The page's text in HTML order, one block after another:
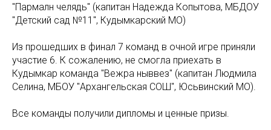
"Пармалӧн челядь" (капитан Надежда Копытова, МБДОУ
"Детский сад №11", Кудымкарский МО)
Из прошедших в финал 7 команд в очной игре приняли
участие 6. К сожалению, не смогла приехать в
Кудымкар команда "Вежӧра ныввез" (капитан Людмила
Селина, МБОУ "Архангельская СОШ", Юсьвинский МО).
Все команды получили дипломы и ценные призы.